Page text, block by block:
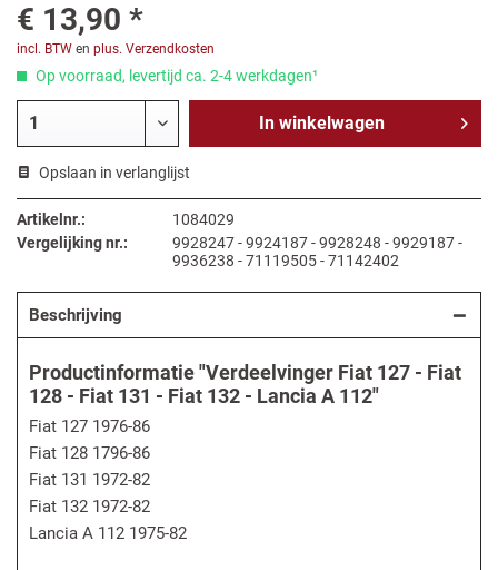
€ 13,90 *
incl. BTW en plus. Verzendkosten
Op voorraad, levertijd ca. 2-4 werkdagen¹
In winkelwagen
Opslaan in verlanglijst
Artikelnr.:
1084029
Vergelijking nr.:
9928247 - 9924187 - 9928248 - 9929187 -
9936238 - 71119505 - 71142402
Beschrijving
Productinformatie "Verdeelvinger Fiat 127 - Fiat
128 - Fiat 131 - Fiat 132 - Lancia A 112"
Fiat 127 1976-86
Fiat 128 1796-86
Fiat 131 1972-82
Fiat 132 1972-82
Lancia A 112 1975-82